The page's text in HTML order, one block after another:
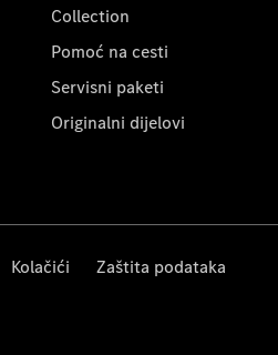
Collection
Pomoć na cesti
Servisni paketi
Originalni dijelovi
Kolačići Zaštita podataka